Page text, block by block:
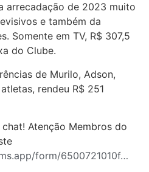
arrecadação de 2023 muito
e também da
Somente em TV, R$ 307,5
do Clube.
de Murilo, Adson,
rendeu R$ 251
Atenção Membros do
form/6500721010f…